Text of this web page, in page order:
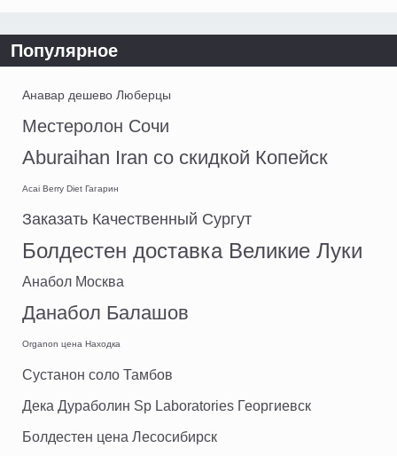
Популярное
Анавар дешево Люберцы
Местеролон Сочи
Aburaihan Iran со скидкой Копейск
Acai Berry Diet Гагарин
Заказать Качественный Сургут
Болдестен доставка Великие Луки
Анабол Москва
Данабол Балашов
Organon цена Находка
Сустанон соло Тамбов
Дека Дураболин Sp Laboratories Георгиевск
Болдестен цена Лесосибирск